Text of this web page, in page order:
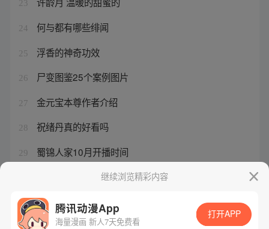
23
24 何与都有哪些绯闻
25 浮香的神奇功效
26 尸变图鉴25个案例图片
27 金元宝本尊作者介绍
28 祝绪丹真的好看吗
29 蜀锦人家10月开播时间
评价张淼怡颜值的句子继续浏览精彩内容
腾讯动漫App
海量漫画 新人7天免费看
打开APP